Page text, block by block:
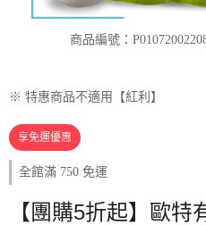
商品編號：
※ 特惠商品不適用【紅利】
享免運優惠
全館滿 750 免運
【團購5折起】歐特